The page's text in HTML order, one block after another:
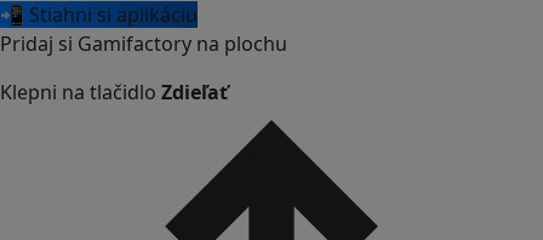
📲 Stiahni si aplikáciu
Pridaj si Gamifactory na plochu
Klepni na tlačidlo Zdieľať